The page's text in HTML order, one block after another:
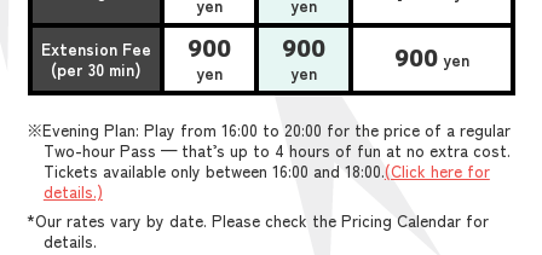
yen yen
Extension Fee
(per 30 min)
900
yen
900
yen 900yen
※Evening Plan: Play from 16:00 to 20:00 for the price of a regular
Two-hour Pass — that’s up to 4 hours of fun at no extra cost.
Tickets available only between 16:00 and 18:00.(Click here for
details.)
*Our rates vary by date. Please check the Pricing Calendar for
details.